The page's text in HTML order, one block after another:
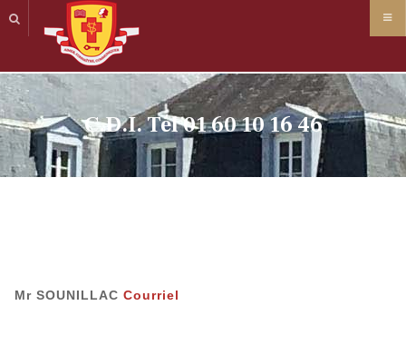
C.D.I. Tél 01 60 10 16 46
Mr SOUNILLAC Courriel
Panneau de gestion des cookies